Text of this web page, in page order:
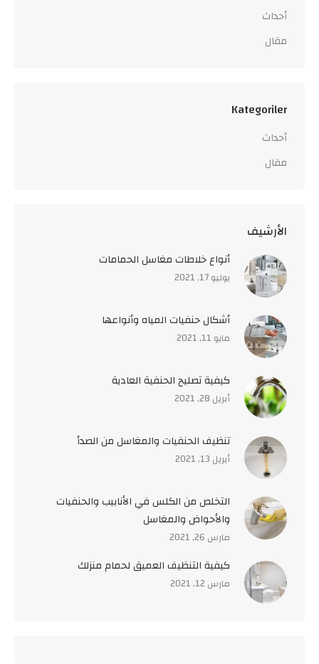
أحداث
مقال
Kategoriler
أحداث
مقال
اﻷرشيف
أنواع خلاطات مغاسل الحمامات
يوليو 17, 2021
أشكال حنفيات المياه وأنواعها
مايو 11, 2021
كيفية تصليح الحنفية العادية
أبريل 28, 2021
تنظيف الحنفيات والمغاسل من الصدأ
أبريل 13, 2021
التخلص من الكلس في الأنابيب والحنفيات
والأحواض والمغاسل
مارس 26, 2021
كيفية التنظيف العميق لحمام منزلك
مارس 12, 2021